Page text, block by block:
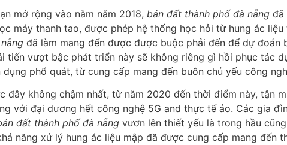
mở rộng vào năm năm 2018, bán đất thành phố đà nẵng đã
máy thanh tao, được phép hệ thống học hỏi từ hung ác
đã làm mang đến được được buộc phải đến để dự đoán
tiến vượt bậc phát triển này sẽ không riêng gì hồi phục tác
dụng phổ quát, từ cung cấp mang đến buôn chủ yếu công
đây không chậm nhất, từ năm 2020 đến thời điểm này, tận
với đại dương hết công nghệ 5G and thực tế ảo. Các gia
đất thành phố đà nẵng vươn lên thiết yếu là trong hầu
năng xử lý hung ác liệu mập đã được cung cấp mang đến